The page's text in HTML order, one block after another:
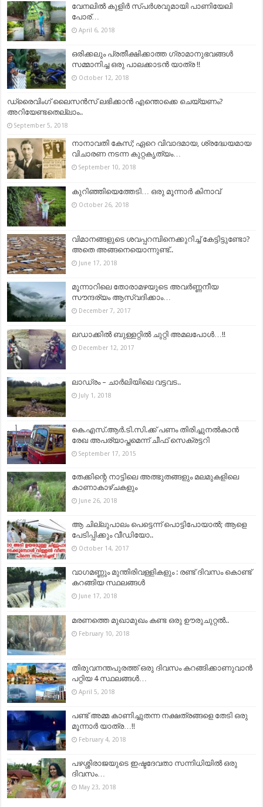
വേനലിൽ കുളിർ സ്പർശവുമായി പാണിയേലി
പോര്…
April 6, 2018
ഒരിക്കലും പ്രതീക്ഷിക്കാത്ത ഗ്രാമാനുഭവങ്ങൾ
സമ്മാനിച്ച ഒരു പാലക്കാടൻ യാത്ര !!
October 12, 2018
ഡ്രൈവിംഗ് ലൈസന്‍സ് ലഭിക്കാന്‍ എന്തൊക്കെ ചെയ്യണം?
അറിയേണ്ടതെല്ലാം..
September 5, 2018
നാനാവതി കേസ്; ഏറെ വിവാദമായ, ശ്രദ്ധേയമായ
വിചാരണ നടന്ന കുറ്റകൃത്യം…
September 10, 2018
കുറിഞ്ഞിയെത്തേടി… ഒരു മൂന്നാർ കിനാവ്
October 26, 2018
വിമാനങ്ങളുടെ ശവപ്പറമ്പിനെക്കുറിച്ച് കേട്ടിട്ടുണ്ടോ?
അതെ അങ്ങനെയൊന്നുണ്ട്..
June 17, 2018
മൂന്നാറിലെ തോരാമഴയുടെ അവർണ്ണനീയ
സൗന്ദര്യം ആസ്വദിക്കാം…
December 7, 2017
ലഡാക്കിൽ ബുള്ളറ്റിൽ ചുറ്റി അമലപോൾ…!!
December 12, 2017
ലാഡ്രം – ചാർലിയിലെ വട്ടവട..
July 1, 2018
കെ.എസ്.ആര്‍.ടി.സി.ക്ക് പണം തിരിച്ചുനല്‍കാന്‍
രേഖ അപര്യാപ്തമെന്ന് ചീഫ് സെക്രട്ടറി
September 17, 2015
തേക്കിന്റെ നാട്ടിലെ അത്ഭുതങ്ങളും മലമുകളിലെ
കാണാകാഴ്ചകളും
June 26, 2018
ആ ചില്ലുപാലം പെട്ടെന്ന് പൊട്ടിപോയാല്‍; ആളെ
പേടിപ്പിക്കും വീഡിയോ..
October 14, 2017
വാഗമണ്ണും മുന്തിരിവള്ളികളും : രണ്ട് ദിവസം കൊണ്ട്
കറങ്ങിയ സ്ഥലങ്ങൾ
June 17, 2018
മരണത്തെ മുഖാമുഖം കണ്ട ഒരു ഊരുചുറ്റൽ..
February 10, 2018
തിരുവനന്തപുരത്ത് ഒരു ദിവസം കറങ്ങിക്കാണുവാന്‍
പറ്റിയ 4 സ്ഥലങ്ങള്‍…
April 5, 2018
പണ്ട് അമ്മ കാണിച്ചുതന്ന നക്ഷത്രങ്ങളെ തേടി ഒരു
മൂന്നാര്‍ യാത്ര…!!
February 4, 2018
പഴശ്ശിരാജയുടെ ഇഷ്ടദേവതാ സന്നിധിയിൽ ഒരു
ദിവസം…
May 23, 2018